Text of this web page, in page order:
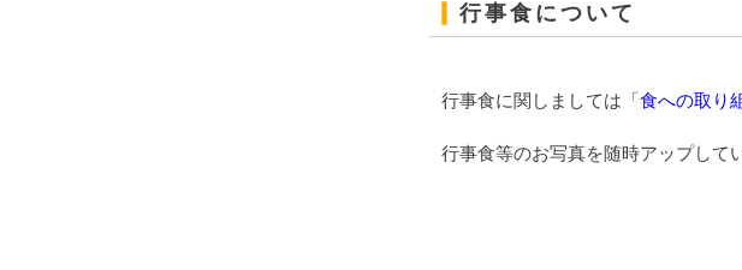
行事食について
行事食に関しましては「 食への取り
行事食等のお写真を随時アップして